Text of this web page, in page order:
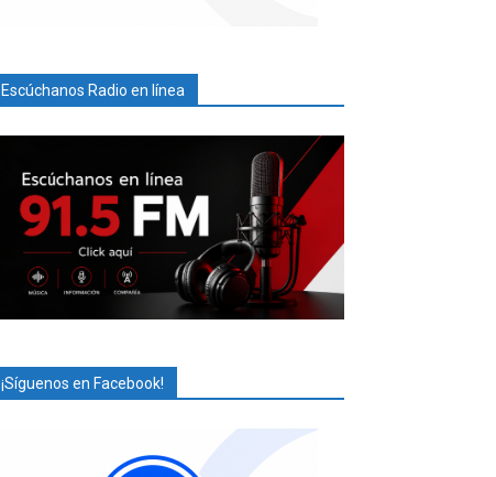
Escúchanos Radio en línea
¡Síguenos en Facebook!